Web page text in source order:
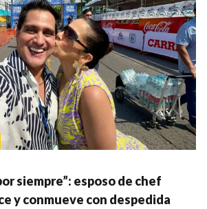
siempre”: esposo de chef
y conmueve con despedida